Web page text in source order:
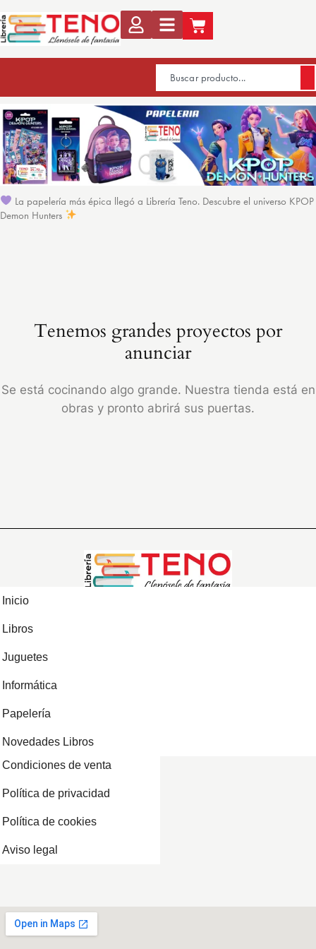
La papelería más épica llegó a Librería Teno. Descubre el universo KPOP
Demon Hunters
Tenemos grandes proyectos por
anunciar
Se está cocinando algo grande. Nuestra tienda está en
obras y pronto abrirá sus puertas.
Inicio
Libros
Juguetes
Informática
Papelería
Novedades Libros
Condiciones de venta
Política de privacidad
Política de cookies
Aviso legal